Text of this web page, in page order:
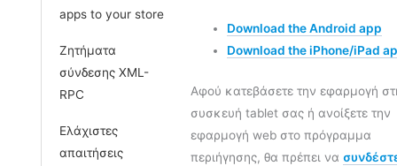
apps to your store
Ζητήματα
σύνδεσης XML-
RPC
Ελάχιστες
απαιτήσεις
Download the Android app
Download the iPhone/iPad
Αφού κατεβάσετε την εφαρμογή
συσκευή tablet σας ή ανοίξετε την
εφαρμογή web στο πρόγραμμα
περιήγησης, θα πρέπει να